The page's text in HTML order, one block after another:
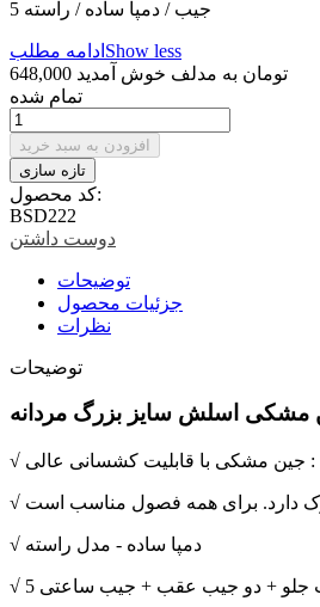
ادامه مطلب Show less
648,000 تومان به مدلف خوش آمدید
تمام شده
افزودن به سبد خرید
کد محصول:
BSD222
دوست داشتن
توضیحات
جزئیات محصول
نظرات
توضیحات
مشکی اسلش سایز بزرگ مردانه
دارد. برای همه فصول مناسب است
√ دمپا ساده - مدل راسته
جلو + دو جیب عقب + جیب ساعتی